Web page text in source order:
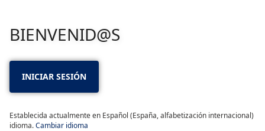
BIENVENID@S
INICIAR SESIÓN
Establecida actualmente en Español (España, alfabetización internacional)
idioma.Cambiar idioma